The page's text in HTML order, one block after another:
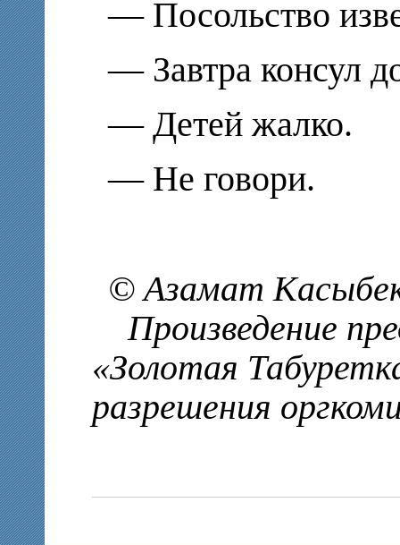
— Посольство
— Завтра консул
— Детей жалко.
— Не говори.
© Азамат
Произведение
«Золотая
разрешения